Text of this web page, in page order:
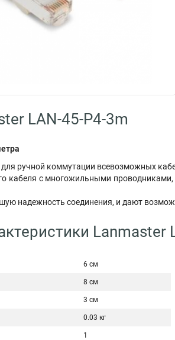
LAN-45-P4-3m
ручной коммутации всевозможных
кабеля с многожильными
надежность соединения, и дают
Lanmaster
6 см
8 см
3 см
0.03 кг
1